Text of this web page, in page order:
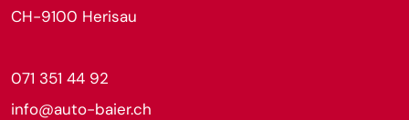
CH-9100 Herisau
071 351 44 92
info@auto-baier.ch